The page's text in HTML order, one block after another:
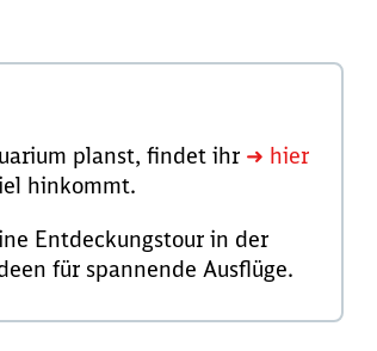
planst, findet ihr ➜ hier
hinkommt.
Entdeckungstour in der
für spannende Ausflüge.